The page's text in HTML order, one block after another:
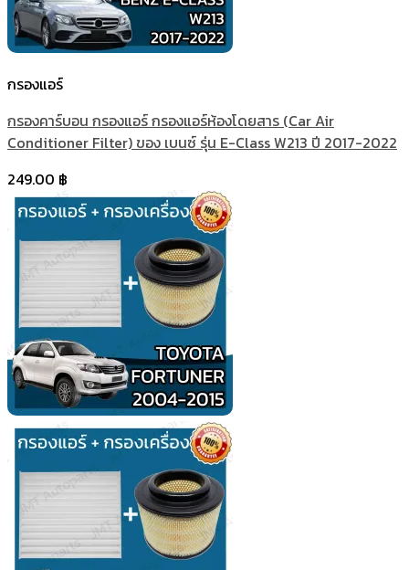
กรองแอร์
กรองคาร์บอน กรองแอร์ กรองแอร์ห้องโดยสาร (Car Air
Conditioner Filter) ของ เบนซ์ รุ่น E-Class W213 ปี 2017-2022
249.00 ฿